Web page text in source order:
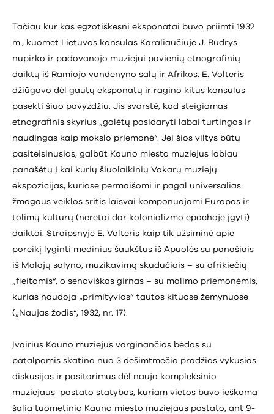
Tačiau kur kas egzotiškesni eksponatai buvo priimti 1932
m., kuomet Lietuvos konsulas Karaliaučiuje J. Budrys
nupirko ir padovanojo muziejui pavienių etnografinių
daiktų iš Ramiojo vandenyno salų ir Afrikos. E. Volteris
džiūgavo dėl gautų eksponatų ir ragino kitus konsulus
pasekti šiuo pavyzdžiu. Jis svarstė, kad steigiamas
etnografinis skyrius „galėtų pasidaryti labai turtingas ir
naudingas kaip mokslo priemonė“. Jei šios viltys būtų
pasiteisinusios, galbūt Kauno miesto muziejus labiau
panašėtų į kai kurių šiuolaikinių Vakarų muziejų
ekspozicijas, kuriose permaišomi ir pagal universalias
žmogaus veiklos sritis laisvai komponuojami Europos ir
tolimų kultūrų (neretai dar kolonializmo epochoje įgyti)
daiktai. Straipsnyje E. Volteris kaip tik užsiminė apie
poreikį lyginti medinius šaukštus iš Apuolės su panašiais
iš Malajų salyno, muzikavimą skudučiais – su afrikiečių
„fleitomis“, o senoviškas girnas – su malimo priemonėmis,
kurias naudoja „primityvios“ tautos kituose žemynuose
(„Naujas žodis“, 1932, nr. 17).
Įvairius Kauno muziejus varginančios bėdos su
patalpomis skatino nuo 3 dešimtmečio pradžios vykusias
diskusijas ir pasitarimus dėl naujo kompleksinio
muziejaus pastato statybos, kuriam vietos buvo ieškoma
šalia tuometinio Kauno miesto muziejaus pastato, ant 9-